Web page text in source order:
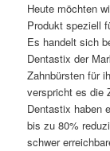
Heute möchten
Produkt speziell
Es handelt sich
Dentastix der
Zahnbürsten für
verspricht es die
Dentastix haben
bis zu 80%
schwer